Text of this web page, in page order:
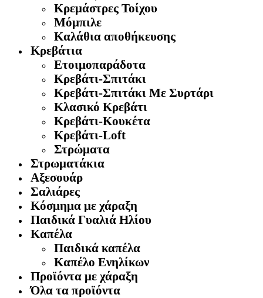
Κρεμάστρες Τοίχου
Μόμπιλε
Καλάθια αποθήκευσης
Κρεβάτια
Ετοιμοπαράδοτα
Κρεβάτι-Σπιτάκι
Κρεβάτι-Σπιτάκι Με Συρτάρι
Κλασικό Κρεβάτι
Κρεβάτι-Κουκέτα
Κρεβάτι-Loft
Στρώματα
Στρωματάκια
Αξεσουάρ
Σαλιάρες
Κόσμημα με χάραξη
Παιδικά Γυαλιά Ηλίου
Καπέλα
Παιδικά καπέλα
Καπέλο Ενηλίκων
Προϊόντα με χάραξη
Όλα τα προϊόντα